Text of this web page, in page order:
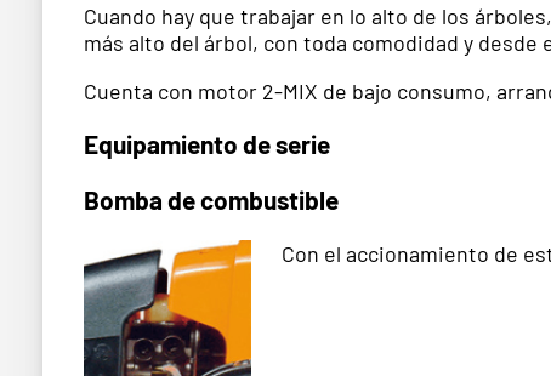
Cuando hay que trabajar en lo alto de los
más alto del árbol, con toda comodidad y
Cuenta con motor 2-MIX de bajo consumo,
Equipamiento de serie
Bomba de combustible
Con el accionamiento de